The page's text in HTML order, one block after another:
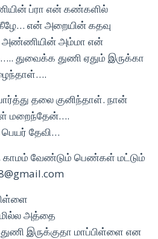
ப்ரா என் கண்களில்
என் அறையின் கதவு
அண்ணியின் அம்மா என்
துவைக்க துணி ஏதும் இருக்கா
தலை குனிந்தாள். நான்
மறைந்தேன்….
தேவி…
வேண்டும் பெண்கள் மட்டும்
அத்தை
இருக்குதா மாப்பிள்ளை என